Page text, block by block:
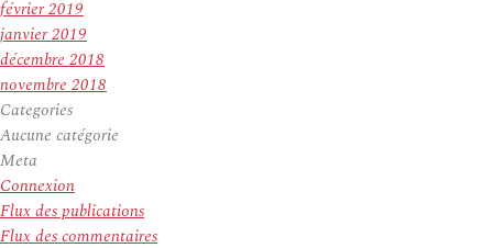
février 2019
janvier 2019
décembre 2018
novembre 2018
Categories
Aucune catégorie
Meta
Connexion
Flux des publications
Flux des commentaires